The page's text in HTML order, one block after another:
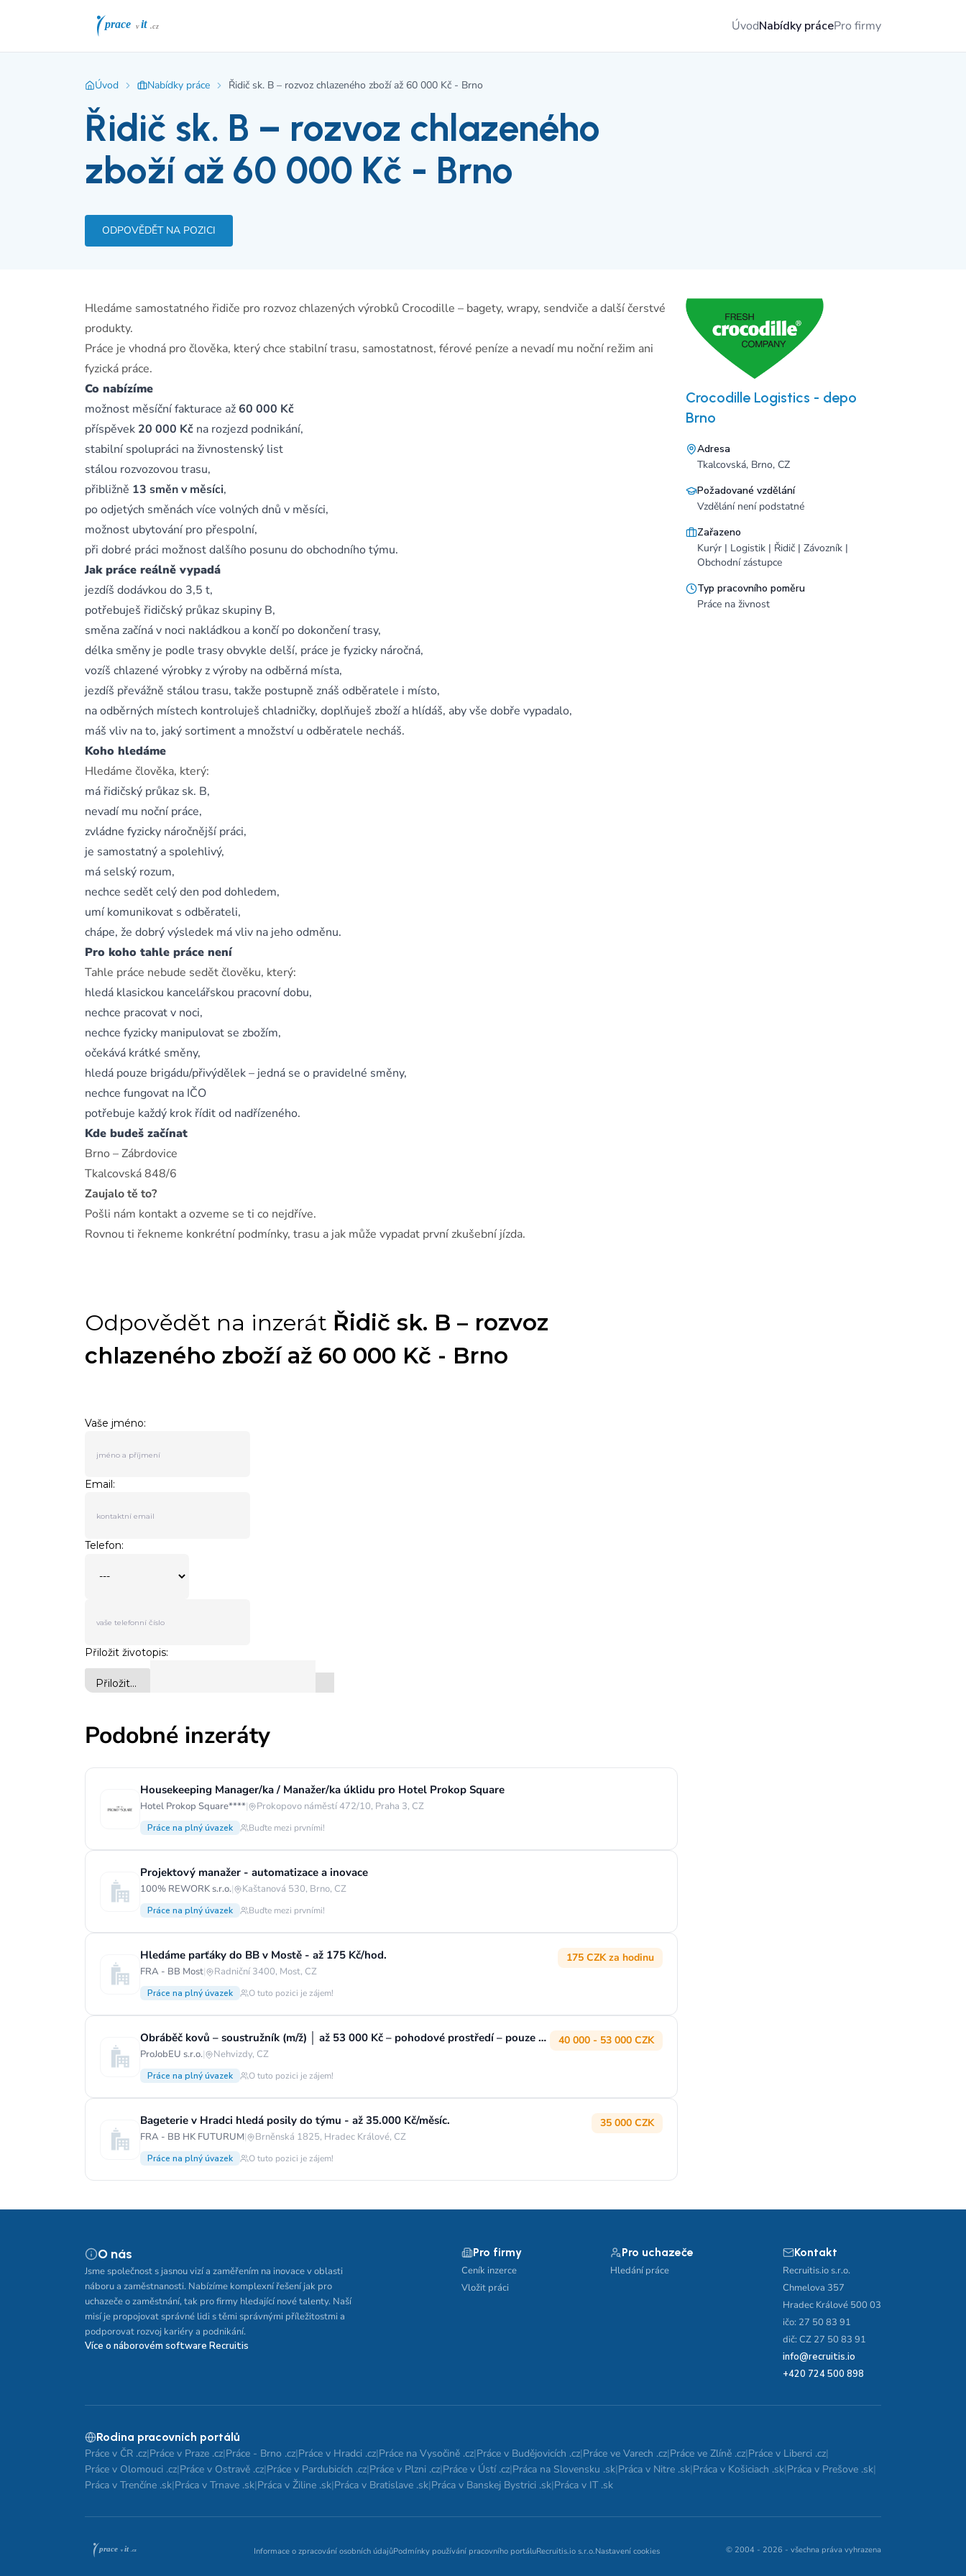
ÚvodNabídky prácePro firmy
Úvod Nabídky práce Řidič sk. B – rozvoz chlazeného zboží až 60 000 Kč - Brno
Řidič sk. B – rozvoz chlazeného
zboží až 60 000 Kč - Brno
ODPOVĚDĚT NA POZICI
Hledáme samostatného řidiče pro rozvoz chlazených výrobků Crocodille – bagety, wrapy, sendviče a další čerstvé
produkty.
Práce je vhodná pro člověka, který chce stabilní trasu, samostatnost, férové peníze a nevadí mu noční režim ani
fyzická práce.
Co nabízíme
možnost měsíční fakturace až60 000 Kč
příspěvek 20 000 Kč na rozjezd podnikání,
stabilní spolupráci na živnostenský list
stálou rozvozovou trasu,
přibližně 13 směn v měsíci,
po odjetých směnách více volných dnů v měsíci,
možnost ubytování pro přespolní,
při dobré práci možnost dalšího posunu do obchodního týmu.
Jak práce reálně vypadá
jezdíš dodávkou do 3,5 t,
potřebuješ řidičský průkaz skupiny B,
směna začíná v noci nakládkou a končí po dokončení trasy,
délka směny je podle trasy obvykle delší, práce je fyzicky náročná,
vozíš chlazené výrobky z výroby na odběrná místa,
jezdíš převážně stálou trasu, takže postupně znáš odběratele i místo,
na odběrných místech kontroluješ chladničky, doplňuješ zboží a hlídáš, aby vše dobře vypadalo,
máš vliv na to, jaký sortiment a množství u odběratele necháš.
Koho hledáme
Hledáme člověka, který:
má řidičský průkaz sk. B,
nevadí mu noční práce,
zvládne fyzicky náročnější práci,
je samostatný a spolehlivý,
má selský rozum,
nechce sedět celý den pod dohledem,
umí komunikovat s odběrateli,
chápe, že dobrý výsledek má vliv na jeho odměnu.
Pro koho tahle práce není
Tahle práce nebude sedět člověku, který:
hledá klasickou kancelářskou pracovní dobu,
nechce pracovat v noci,
nechce fyzicky manipulovat se zbožím,
očekává krátké směny,
hledá pouze brigádu/přivýdělek – jedná se o pravidelné směny,
nechce fungovat na IČO
potřebuje každý krok řídit od nadřízeného.
Kde budeš začínat
Brno – Zábrdovice
Tkalcovská 848/6
Zaujalo tě to?
Pošli nám kontakt a ozveme se ti co nejdříve.
Rovnou ti řekneme konkrétní podmínky, trasu a jak může vypadat první zkušební jízda.
Crocodille Logistics - depo
Brno
Adresa
Tkalcovská, Brno, CZ
Požadované vzdělání
Vzdělání není podstatné
Zařazeno
Kurýr | Logistik | Řidič | Závozník |
Obchodní zástupce
Typ pracovního poměru
Práce na živnost
Podobné inzeráty
Housekeeping Manager/ka / Manažer/ka úklidu pro Hotel Prokop Square
Hotel Prokop Square****| Prokopovo náměstí 472/10, Praha 3, CZ
Práce na plný úvazek Buďte mezi prvními!
Projektový manažer - automatizace a inovace
100% REWORK s.r.o.| Kaštanová 530, Brno, CZ
Práce na plný úvazek Buďte mezi prvními!
Hledáme parťáky do BB v Mostě - až 175 Kč/hod.
FRA - BB Most| Radniční 3400, Most, CZ
175 CZK za hodinu
Práce na plný úvazek O tuto pozici je zájem!
Obráběč kovů – soustružník (m/ž) │ až 53 000 Kč – pohodové prostředí – pouze ranní směna
ProJobEU s.r.o.| Nehvizdy, CZ
40 000 - 53 000 CZK
Práce na plný úvazek O tuto pozici je zájem!
Bageterie v Hradci hledá posily do týmu - až 35.000 Kč/měsíc.
FRA - BB HK FUTURUM| Brněnská 1825, Hradec Králové, CZ
35 000 CZK
Práce na plný úvazek O tuto pozici je zájem!
O nás
Jsme společnost s jasnou vizí a zaměřením na inovace v oblasti
náboru a zaměstnanosti. Nabízíme komplexní řešení jak pro
uchazeče o zaměstnání, tak pro firmy hledající nové talenty. Naší
misí je propojovat správné lidi s těmi správnými příležitostmi a
podporovat rozvoj kariéry a podnikání.
Více o náborovém software Recruitis
Pro firmy
Ceník inzerce
Vložit práci
Pro uchazeče
Hledání práce
Kontakt
Recruitis.io s.r.o.
Chmelova 357
Hradec Králové 500 03
ičo: 27 50 83 91
dič: CZ 27 50 83 91
info@recruitis.io
+420 724 500 898
Rodina pracovních portálů
Práce v ČR .cz|Práce v Praze .cz|Práce - Brno .cz|Práce v Hradci .cz|Práce na Vysočině .cz|Práce v Budějovicích .cz|Práce ve Varech .cz|Práce ve Zlíně .cz|Práce v Liberci .cz|
Práce v Olomouci .cz|Práce v Ostravě .cz|Práce v Pardubicích .cz|Práce v Plzni .cz|Práce v Ústí .cz|Práca na Slovensku .sk|Práca v Nitre .sk|Práca v Košiciach .sk|Práca v Prešove .sk|
Práca v Trenčíne .sk|Práca v Trnave .sk|Práca v Žiline .sk|Práca v Bratislave .sk|Práca v Banskej Bystrici .sk|Práca v IT .sk
Informace o zpracování osobních údajůPodmínky používání pracovního portáluRecruitis.io s.r.o.Nastavení cookies © 2004 - 2026 - všechna práva vyhrazena